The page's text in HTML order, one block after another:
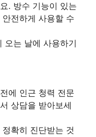
. 방수 기능이 있는
전하게 사용할 수
오는 날에 사용하기
에 인근 청력 전문
상담을 받아보세
확히 진단받는 것